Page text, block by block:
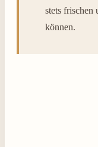
stets frischen
können.